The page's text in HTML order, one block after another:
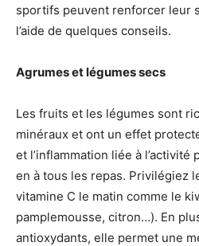
sportifs peuvent renforcer leur
l’aide de quelques conseils.
Agrumes et légumes secs
Les fruits et les légumes sont
minéraux et ont un effet
et l’inflammation liée à
en à tous les repas. Privilégiez
vitamine C le matin comme le
pamplemousse, citron…). En
antioxydants, elle permet une